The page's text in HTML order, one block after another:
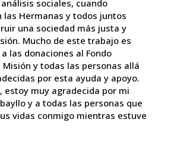
sociales, cuando
las Hermanas y todos juntos
una sociedad más justa y
Mucho de este trabajo es
las donaciones al Fondo
y todas las personas allá
por esta ayuda y apoyo.
estoy muy agradecida por mi
y a todas las personas que
vidas conmigo mientras estuve